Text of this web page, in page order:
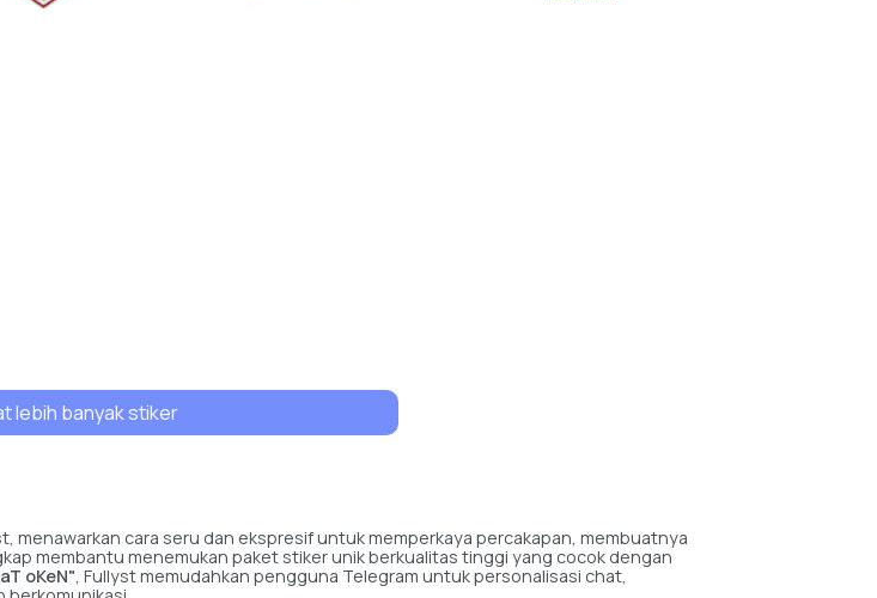
lebih banyak stiker
menawarkan cara seru dan ekspresif untuk memperkaya percakapan, membuatnya
membantu menemukan paket stiker unik berkualitas tinggi yang cocok dengan
oKeN", Fullyst memudahkan pengguna Telegram untuk personalisasi chat,